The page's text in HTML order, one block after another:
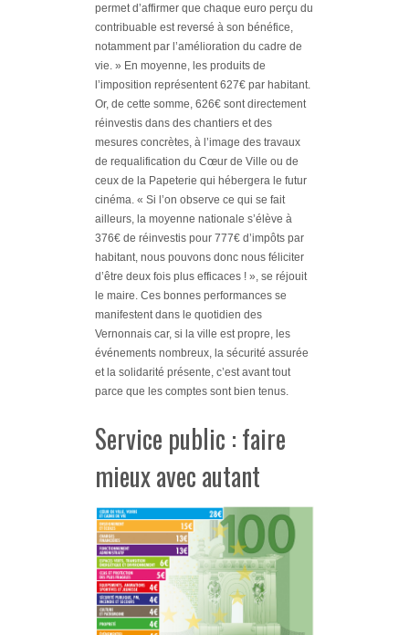
permet d’affirmer que chaque euro perçu du
contribuable est reversé à son bénéfice,
notamment par l’amélioration du cadre de
vie. » En moyenne, les produits de
l’imposition représentent 627€ par habitant.
Or, de cette somme, 626€ sont directement
réinvestis dans des chantiers et des
mesures concrètes, à l’image des travaux
de requalification du Cœur de Ville ou de
ceux de la Papeterie qui hébergera le futur
cinéma. « Si l’on observe ce qui se fait
ailleurs, la moyenne nationale s’élève à
376€ de réinvestis pour 777€ d’impôts par
habitant, nous pouvons donc nous féliciter
d’être deux fois plus efficaces ! » , se réjouit
le maire. Ces bonnes performances se
manifestent dans le quotidien des
Vernonnais car, si la ville est propre, les
événements nombreux, la sécurité assurée
et la solidarité présente, c’est avant tout
parce que les comptes sont bien tenus.
Service public : faire
mieux avec autant